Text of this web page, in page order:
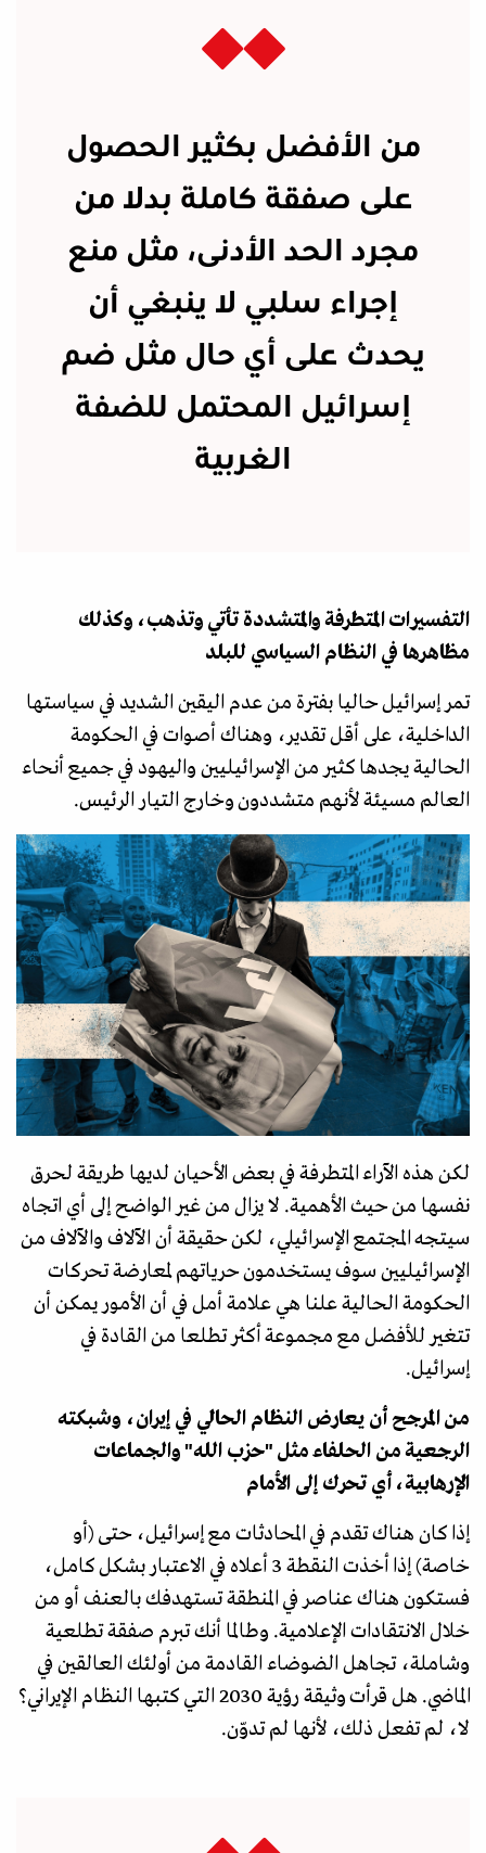
من الأفضل بكثير الحصول
على صفقة كاملة بدلا من
مجرد الحد الأدنى، مثل منع
إجراء سلبي لا ينبغي أن
يحدث على أي حال مثل ضم
إسرائيل المحتمل للضفة
الغربية
التفسيرات المتطرفة والمتشددة تأتي وتذهب، وكذلك
مظاهرها في النظام السياسي للبلد
تمر إسرائيل حاليا بفترة من عدم اليقين الشديد في سياستها
الداخلية، على أقل تقدير، وهناك أصوات في الحكومة
الحالية يجدها كثير من الإسرائيليين واليهود في جميع أنحاء
العالم مسيئة لأنهم متشددون وخارج التيار الرئيس.
لكن هذه الآراء المتطرفة في بعض الأحيان لديها طريقة لحرق
نفسها من حيث الأهمية. لا يزال من غير الواضح إلى أي اتجاه
سيتجه المجتمع الإسرائيلي، لكن حقيقة أن الآلاف والآلاف من
الإسرائيليين سوف يستخدمون حرياتهم لمعارضة تحركات
الحكومة الحالية علنا هي علامة أمل في أن الأمور يمكن أن
تتغير للأفضل مع مجموعة أكثر تطلعا من القادة في
إسرائيل.
من المرجح أن يعارض النظام الحالي في إيران، وشبكته
الرجعية من الحلفاء مثل "حزب الله" والجماعات
الإرهابية، أي تحرك إلى الأمام
إذا كان هناك تقدم في المحادثات مع إسرائيل، حتى (أو
خاصة) إذا أخذت النقطة 3 أعلاه في الاعتبار بشكل كامل،
فستكون هناك عناصر في المنطقة تستهدفك بالعنف أو من
خلال الانتقادات الإعلامية. وطالما أنك تبرم صفقة تطلعية
وشاملة، تجاهل الضوضاء القادمة من أولئك العالقين في
الماضي. هل قرأت وثيقة رؤية 2030 التي كتبها النظام الإيراني؟
لا، لم تفعل ذلك، لأنها لم تدوّن.